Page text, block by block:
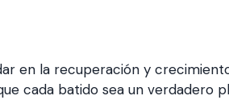
en la recuperación y
cada batido sea un verdadero